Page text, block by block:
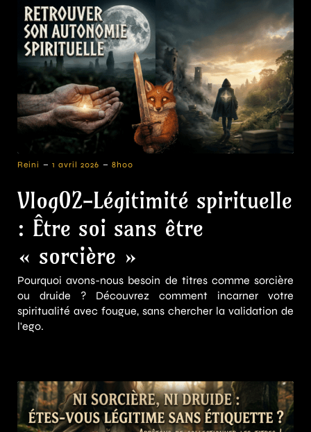
Reini - 1 avril 2026 - 8h00
Vlog02-Légitimité spirituelle
: Être soi sans être
« sorcière »
Pourquoi avons-nous besoin de titres comme sorcière
ou druide ? Découvrez comment incarner votre
spiritualité avec fougue, sans chercher la validation de
l'ego.